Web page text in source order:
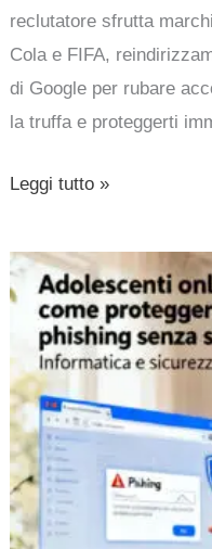
reclutatore sfrutta
Cola e FIFA,
di Google per rubare
la truffa e proteggerti
Leggi tutto »
Adolescenti
online:
come
proteggerli
da
truffe
e
phishing
senza